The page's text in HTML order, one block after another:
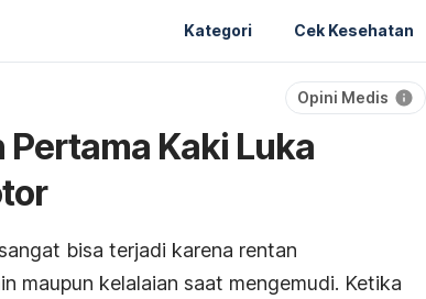
Kategori Cek Kesehatan
Opini Medis
Kaki Luka
bisa terjadi karena rentan
maupun kelalaian saat mengemudi. Ketika